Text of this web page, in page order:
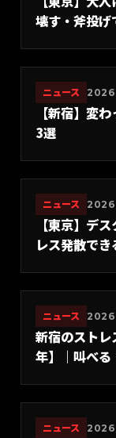
壊す・斧投げ
ニュース
【新宿】変
3選
ニュース
【東京】デ
レス発散で
ニュース
新宿のスト
年】｜叫べ
ニュース